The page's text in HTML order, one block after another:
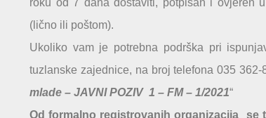
roku od 7 dana dostaviti, potpisan i ovjeren
(lično ili poštom).
Ukoliko vam je potrebna podrška pri
tuzlanske zajednice, na broj telefona 035
mlade – JAVNI POZIV 1 – FM – 1/2021“
Od formalno registrovanih organizacija se